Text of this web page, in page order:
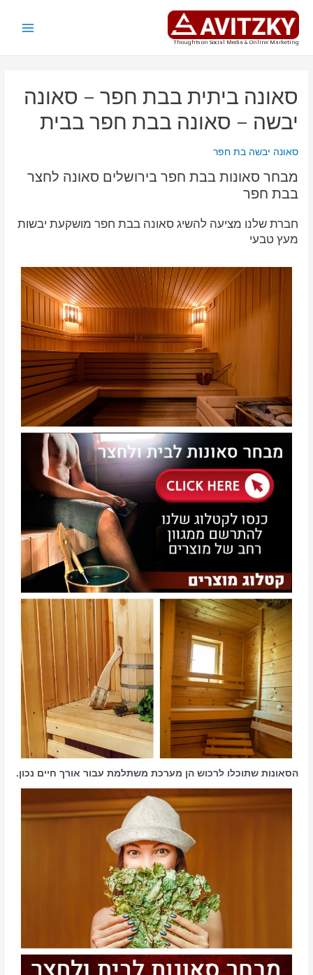
דילוג
לתוכן
Thoughts on Social Media & Online Marketing
סאונה ביתית בבת חפר – סאונה
יבשה – סאונה בבת חפר בבית
סאונה יבשה בת חפר
מבחר סאונות בבת חפר בירושלים סאונה לחצר
בבת חפר
חברת שלנו מציעה להשיג סאונה בבת חפר מושקעת יבשות
מעץ טבעי
הסאונות שתוכלו לרכוש הן מערכת משתלמת עבור אורך חיים נכון.